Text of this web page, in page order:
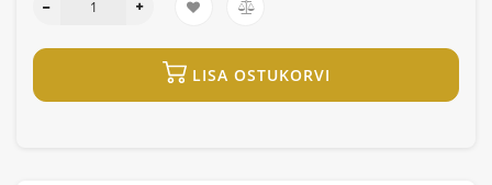
LISA OSTUKORVI